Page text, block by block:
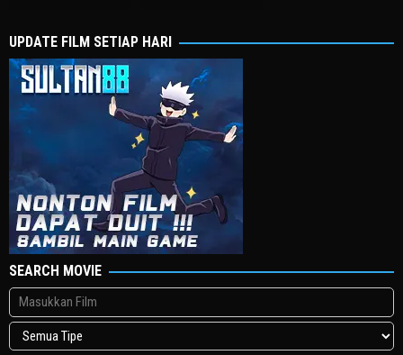
UPDATE FILM SETIAP HARI
SEARCH MOVIE